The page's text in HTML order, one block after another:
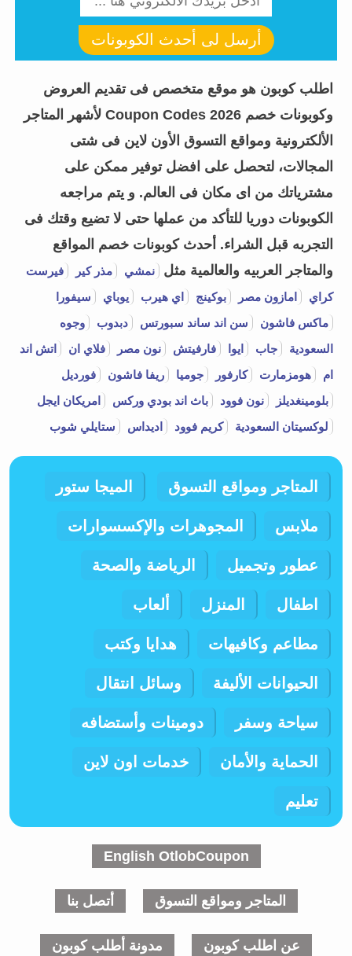
أرسل لى أحدث الكوبونات
اطلب كوبون هو موقع متخصص فى تقديم العروض
وكوبونات خصم Coupon Codes 2026 لأشهر المتاجر
الألكترونية ومواقع التسوق الأون لاين فى شتى
المجالات، لتحصل على افضل توفير ممكن على
مشترياتك من اى مكان فى العالم. و يتم مراجعه
الكوبونات دوريا للتأكد من عملها حتى لا تضيع وقتك فى
التجربه قبل الشراء. أحدث كوبونات خصم المواقع
والمتاجر العربيه والعالمية مثل
نمشي مذر كير
فيرست
كراي
امازون مصر بوكينج اي هيرب يوباي
سيفورا
ماكس فاشون
سن اند ساند سبورتس دبدوب
وجوه
السعودية
جاب ايوا فارفيتش نون مصر فلاي ان
اتش اند
ام
هومزمارت كارفور جوميا ريفا فاشون
فورديل
بلومينغديلز
نون فوود باث اند بودي وركس
امريكان ايجل
لوكسيتان السعودية
كريم فوود اديداس ستايلي شوب
المتاجر ومواقع التسوق الميجا ستور
ملابس المجوهرات والإكسسوارات
عطور وتجميل الرياضة والصحة
اطفال المنزل ألعاب
مطاعم وكافيهات هدايا وكتب
الحيوانات الأليفة وسائل انتقال
سياحة وسفر دومينات وأستضافه
الحماية والأمان خدمات اون لاين
تعليم
English OtlobCoupon
المتاجر ومواقع التسوق أتصل بنا
عن اطلب كوبون مدونة أطلب كوبون